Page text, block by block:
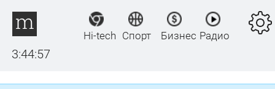
3:44:57
Hi-tech Спорт Бизнес Радио